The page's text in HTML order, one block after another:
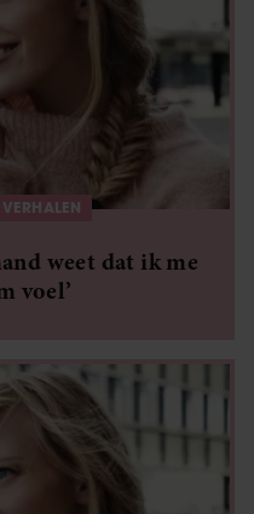
weet dat ik me
voel’